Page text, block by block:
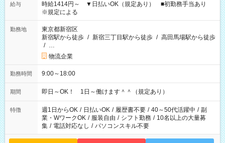
給与
時給1414円～ ▼日払いOK（規定あり） ■初勤務手当あり
※規定による
勤務地
東京都新宿区
新宿駅から徒歩 / 新宿三丁目駅から徒歩 / 高田馬場駅から徒歩
/ …
物流企業
勤務時間 9:00～18:00
期間 即日～OK！ 1日～働けます＾＾（規定あり）
特徴 週1日からOK / 日払いOK / 履歴書不要 / 40～50代活躍中 / 副
業・WワークOK / 服装自由 / シフト勤務 / 10名以上の大量募
集 / 電話対応なし / パソコンスキル不要